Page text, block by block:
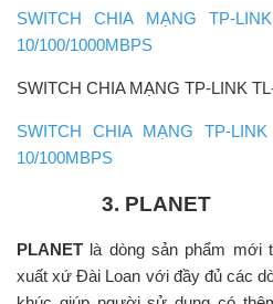
SWITCH CHIA MẠNG TP-
10/100/1000MBPS
SWITCH CHIA MẠNG TP-LINK
SWITCH CHIA MẠNG TP-
10/100MBPS
3. PLANET
PLANET là dòng sản phẩm mới
xuất xứ Đài Loan với đầy đủ các